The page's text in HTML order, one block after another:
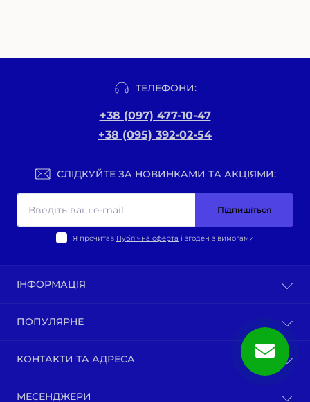
ТЕЛЕФОНИ:
+38 (097) 477-10-47
+38 (095) 392-02-54
СЛІДКУЙТЕ ЗА НОВИНКАМИ ТА АКЦІЯМИ:
Підпишіться
Я прочитав Публічна оферта і згоден з вимогами
ІНФОРМАЦІЯ
Політика конфіденційності
Про нас
Карта сайту
ПОПУЛЯРНЕ
Запчастини мотоциклів китай
Бензопили / тримера (мотокоси) та запчастини
КОНТАКТИ ТА АДРЕСА
МЕСЕНДЖЕРИ